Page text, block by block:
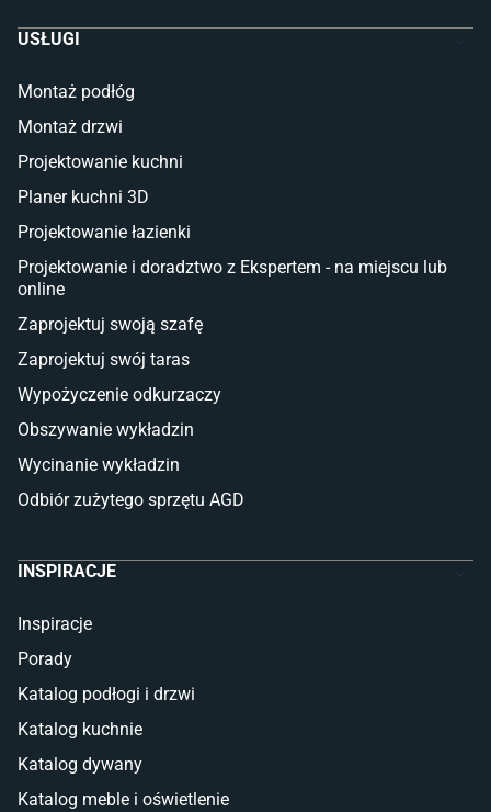
Łóżka dla dziecka (młodzieżowe)
Taras i balkon
Deski tarasowe kompozytowe
Sztuczna trawa miękka
Koce i pledy
Płytki na balkon
Lampy stojące LED
Płytki
Płytki betonowe
Płytki Cersanit
Płytki wielkoformatowe
Glazura
Płytki marmurowe
USŁUGI
Montaż podłóg
Montaż drzwi
Projektowanie kuchni
Planer kuchni 3D
Projektowanie łazienki
Projektowanie i doradztwo z Ekspertem - na miejscu lub
online
Zaprojektuj swoją szafę
Zaprojektuj swój taras
Wypożyczenie odkurzaczy
Obszywanie wykładzin
Wycinanie wykładzin
Odbiór zużytego sprzętu AGD
INSPIRACJE
Inspiracje
Porady
Katalog podłogi i drzwi
Katalog kuchnie
Katalog dywany
Katalog meble i oświetlenie